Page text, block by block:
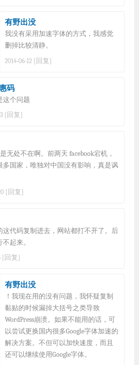
有野出没
我没有采用加速字体的方式，我感觉
删掉比较清静。
2014-06-12 [回复]
码
这个问题
[回复]
无处不在啊。前两天 facebook宕机，
多国家，唯独对中国没有影响，真是讽
[回复]
这代码复制进去，网站都打不开了。后
起来。
[回复]
有野出没
！我现在用的没有问题，我怀疑复制
黏贴的时候漏掉大括号之类导致
WordPress崩溃。如果不能用的话，可
以尝试更换国内很多Google字体加速的
解决方案。不但可以加快速度，而且
还可以继续使用Google字体。